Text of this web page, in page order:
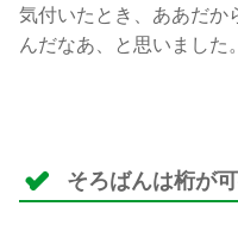
気付いたとき、ああだか
んだなあ、と思いました。
そろばんは桁が